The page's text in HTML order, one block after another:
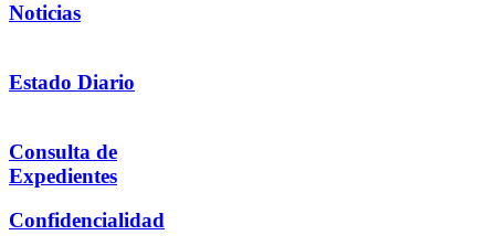
Noticias
Estado Diario
Consulta de
Expedientes
Confidencialidad